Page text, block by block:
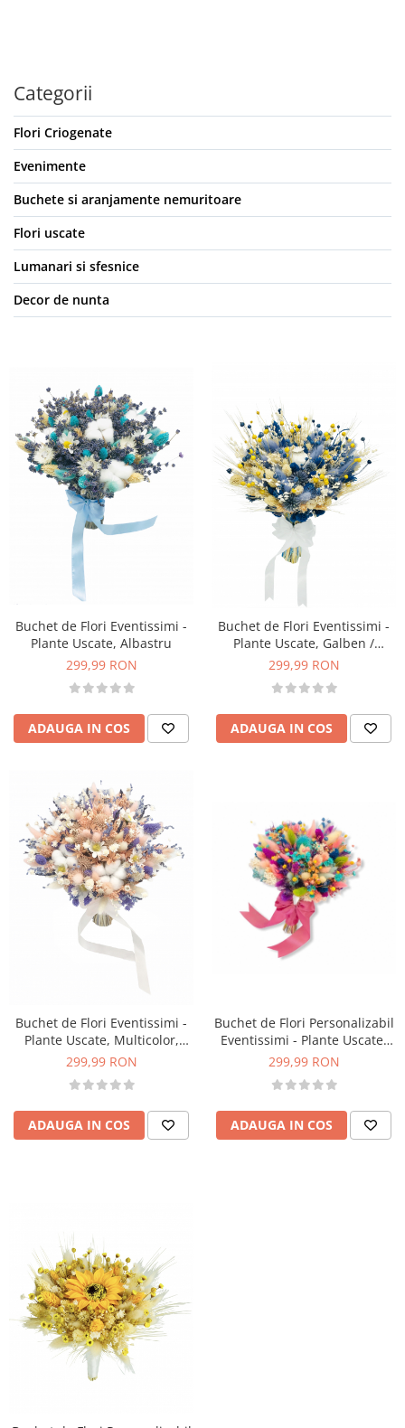
Categorii
Flori Criogenate
Evenimente
Buchete si aranjamente nemuritoare
Flori uscate
Lumanari si sfesnice
Decor de nunta
Buchet de Flori Eventissimi -
Plante Uscate, Albastru
299,99 RON
ADAUGA IN COS
Buchet de Flori Eventissimi -
Plante Uscate, Galben /
Albastru
299,99 RON
ADAUGA IN COS
Buchet de Flori Eventissimi -
Plante Uscate, Multicolor,
predominant somon
299,99 RON
ADAUGA IN COS
Buchet de Flori Personalizabil
Eventissimi - Plante Uscate,
Multicolor
299,99 RON
ADAUGA IN COS